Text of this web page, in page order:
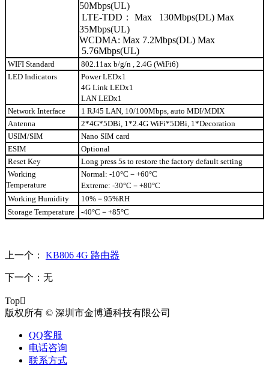
50Mbps(UL)
LTE-TDD ： Max 130Mbps(DL) Max
35Mbps(UL)
WCDMA: Max 7.2Mbps(DL) Max
5.76Mbps(UL)
WIFI Standard
802.11ax b/g/n , 2.4G (WiFi6)
LED Indicators
Power LEDx1
4G Link LEDx1
LAN LEDx1
Network Interface
1 RJ45 LAN, 10/100Mbps, auto MDI/MDIX
Antenna
2*4G*5DBi, 1*2.4G WiFi*5DBi, 1*Decoration
USIM/SIM
Nano SIM card
ESIM
Optional
Reset Key
Long press 5s to restore the factory default setting
Working
Temperature
Normal: -10°C －+60°C
Extreme: -30°C －+80°C
Working Humidity
10% －95%RH
Storage Temperature
-40°C －+85°C
上一个： KB806 4G 路由器
下一个： 无
Top
版权所有 © 深圳市金博通科技有限公司
QQ客服
电话咨询
联系方式